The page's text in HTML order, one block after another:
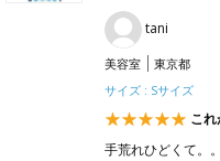
tani
美容室
東京都
サイズ : Sサイズ
こ
手荒れひどくて。